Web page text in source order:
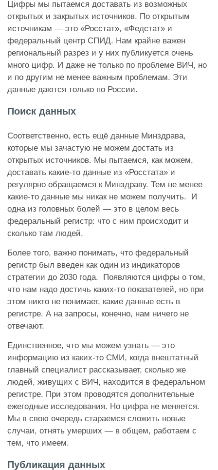
Цифры мы пытаемся доставать из возможных
открытых и закрытых источников. По открытым
источникам — это «Росстат», «Федстат» и
федеральный центр СПИД. Нам крайне важен
региональный разрез и у них публикуется очень
много цифр. И даже не только по проблеме ВИЧ, но
и по другим не менее важным проблемам. Эти
данные даются только по России.
Поиск данных
Соответственно, есть ещё данные Минздрава,
которые мы зачастую не можем достать из
открытых источников. Мы пытаемся, как можем,
доставать какие-то данные из «Росстата» и
регулярно обращаемся к Минздраву. Тем не менее
какие-то данные мы никак не можем получить. И
одна из головных болей — это в целом весь
федеральный регистр: что с ним происходит и
сколько там людей.
Более того, важно понимать, что федеральный
регистр был введен как один из индикаторов
стратегии до 2030 года. Появляются цифры о том,
что нам надо достичь каких-то показателей, но при
этом никто не понимает, какие данные есть в
регистре. А на запросы, конечно, нам ничего не
отвечают.
Единственное, что мы можем узнать — это
информацию из каких-то СМИ, когда внештатный
главный специалист рассказывает, сколько же
людей, живущих с ВИЧ, находится в федеральном
регистре. При этом проводятся дополнительные
ежегодные исследования. Но цифра не меняется.
Мы в свою очередь стараемся сложить новые
случаи, отнять умерших — в общем, работаем с
тем, что имеем.
Публикация данных